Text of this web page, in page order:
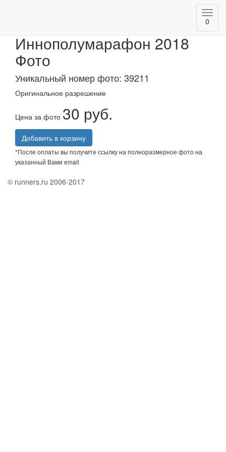
0
Иннополумарафон 2018
Фото
Уникальный номер фото: 39211
Оригинальное разрешение
Цена за фото 30 руб.
Добавить в корзину
*После оплаты вы получите ссылку на полноразмерное фото на
указанный Вами email
© runners.ru 2006-2017